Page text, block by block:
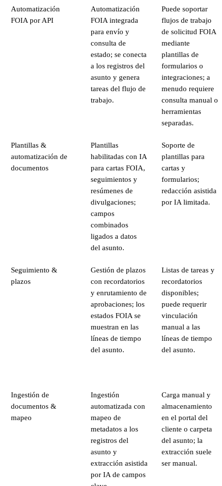
Automatización
FOIA por API
Automatización
FOIA integrada
para envío y
consulta de
estado; se conecta
a los registros del
asunto y genera
tareas del flujo de
trabajo.
Puede soportar
flujos de trabajo
de solicitud FOIA
mediante
plantillas de
formularios o
integraciones; a
menudo requiere
consulta manual o
herramientas
separadas.
Plantillas &
automatización de
documentos
Plantillas
habilitadas con IA
para cartas FOIA,
seguimientos y
resúmenes de
divulgaciones;
campos
combinados
ligados a datos
del asunto.
Soporte de
plantillas para
cartas y
formularios;
redacción asistida
por IA limitada.
Seguimiento &
plazos
Gestión de plazos
con recordatorios
y enrutamiento de
aprobaciones; los
estados FOIA se
muestran en las
líneas de tiempo
del asunto.
Listas de tareas y
recordatorios
disponibles;
puede requerir
vinculación
manual a las
líneas de tiempo
del asunto.
Ingestión de
documentos &
mapeo
Ingestión
automatizada con
mapeo de
metadatos a los
registros del
asunto y
extracción asistida
por IA de campos
Carga manual y
almacenamiento
en el portal del
cliente o carpeta
del asunto; la
extracción suele
ser manual.